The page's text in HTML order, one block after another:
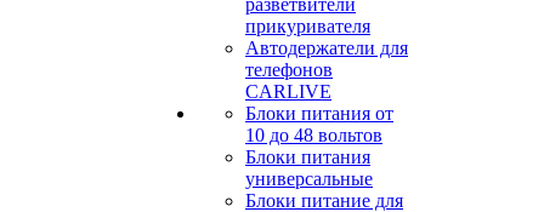
разветвители
прикуривателя
Автодержатели для
телефонов
CARLIVE
Блоки питания от
10 до 48 вольтов
Блоки питания
универсальные
Блоки питание для